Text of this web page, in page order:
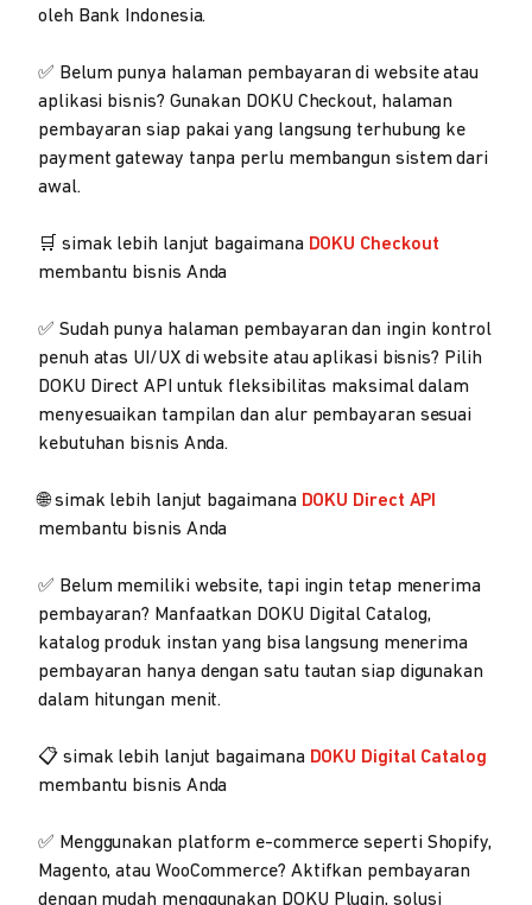
oleh Bank Indonesia.
✅ Belum punya halaman pembayaran di website atau
aplikasi bisnis? Gunakan DOKU Checkout, halaman
pembayaran siap pakai yang langsung terhubung ke
payment gateway tanpa perlu membangun sistem dari
awal.
🛒 simak lebih lanjut bagaimana DOKU Checkout
membantu bisnis Anda
✅ Sudah punya halaman pembayaran dan ingin kontrol
penuh atas UI/UX di website atau aplikasi bisnis? Pilih
DOKU Direct API untuk fleksibilitas maksimal dalam
menyesuaikan tampilan dan alur pembayaran sesuai
kebutuhan bisnis Anda.
🌐 simak lebih lanjut bagaimana DOKU Direct API
membantu bisnis Anda
✅ Belum memiliki website, tapi ingin tetap menerima
pembayaran? Manfaatkan DOKU Digital Catalog,
katalog produk instan yang bisa langsung menerima
pembayaran hanya dengan satu tautan siap digunakan
dalam hitungan menit.
📋 simak lebih lanjut bagaimana DOKU Digital Catalog
membantu bisnis Anda
✅ Menggunakan platform e-commerce seperti Shopify,
Magento, atau WooCommerce? Aktifkan pembayaran
dengan mudah menggunakan DOKU Plugin, solusi